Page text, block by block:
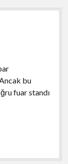
bu
fuar standı